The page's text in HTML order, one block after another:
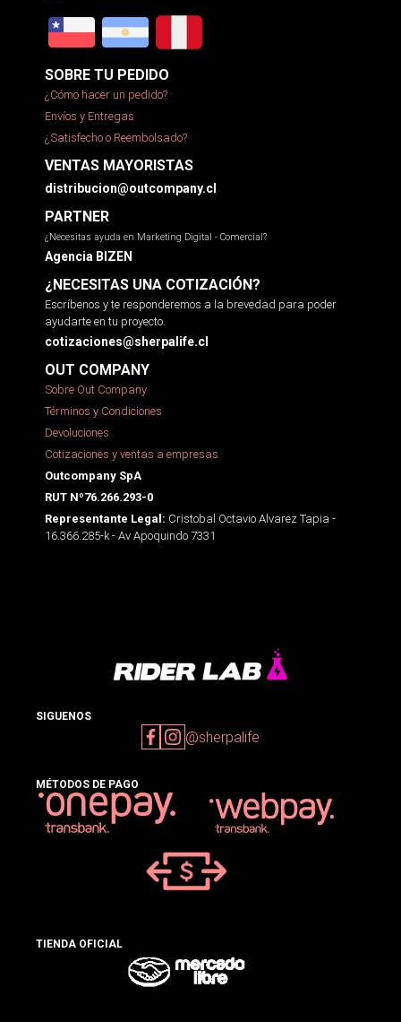
SOBRE TU PEDIDO
¿Cómo hacer un pedido?
Envíos y Entregas
¿Satisfecho o Reembolsado?
VENTAS MAYORISTAS
distribucion@outcompany.cl
PARTNER
¿Necesitas ayuda en Marketing Digital - Comercial?
Agencia BIZEN
¿NECESITAS UNA COTIZACIÓN?
Escríbenos y te responderemos a la brevedad para poder
ayudarte en tu proyecto.
cotizaciones@sherpalife.cl
OUT COMPANY
Sobre Out Company
Términos y Condiciones
Devoluciones
Cotizaciones y ventas a empresas
Outcompany SpA
RUT Nº76.266.293-0
Representante Legal: Cristobal Octavio Alvarez Tapia -
16.366.285-k - Av Apoquindo 7331
SIGUENOS
@sherpalife
MÉTODOS DE PAGO
TIENDA OFICIAL